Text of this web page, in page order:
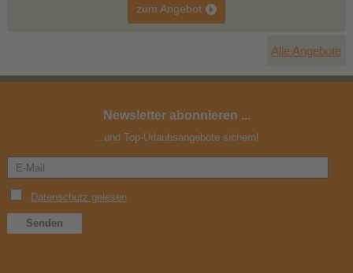
zum Angebot
Alle Angebote
Newsletter abonnieren ...
...und Top-Urlaubsangebote sichern!